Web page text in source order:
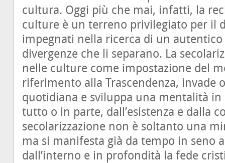
cultura. Oggi più che mai, infatti, la
culture è un terreno privilegiato per il
impegnati nella ricerca di un
divergenze che li separano. La
nelle culture come impostazione del
riferimento alla Trascendenza, invade
quotidiana e sviluppa una mentalità
tutto o in parte, dall’esistenza e dalla
secolarizzazione non è soltanto una
ma si manifesta già da tempo in seno
dall’interno e in profondità la fede